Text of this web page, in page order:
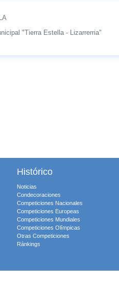
"Tierra Estella - Lizarrerria"
Histórico
Noticias
Condecoraciones
Competiciones Nacionales
Competiciones Europeas
Competiciones Mundiales
Competiciones Olímpicas
Otras Competiciones
Ránkings